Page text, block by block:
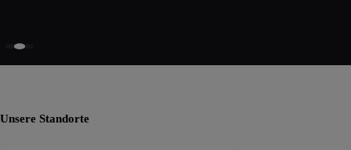
Unsere Standorte